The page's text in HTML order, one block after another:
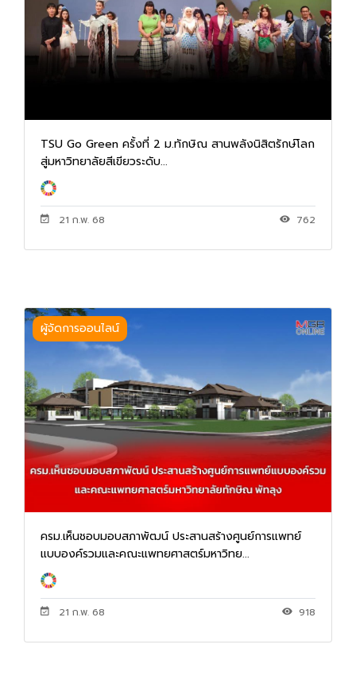
TSU Go Green ครั้งที่ 2 ม.ทักษิณ สานพลังนิสิตรักษ์โลก
สู่มหาวิทยาลัยสีเขียวระดับ...
21 ก.พ. 68 762
ผู้จัดการออนไลน์
ครม.เห็นชอบมอบสภาพัฒน์ ประสานสร้างศูนย์การแพทย์
แบบองค์รวมและคณะแพทยศาสตร์มหาวิทย...
21 ก.พ. 68 918